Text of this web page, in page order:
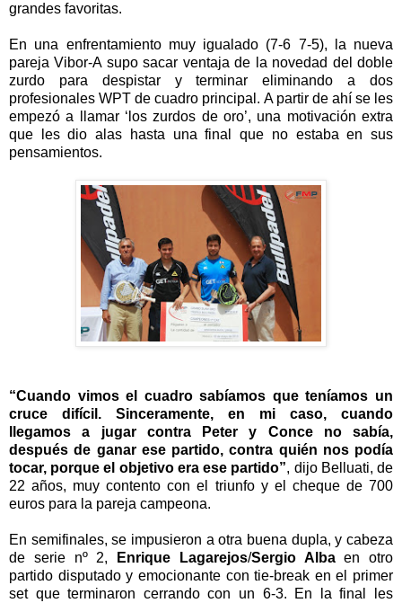
grandes favoritas.
En una enfrentamiento muy igualado (7-6 7-5), la nueva
pareja Vibor-A supo sacar ventaja de la novedad del doble
zurdo para despistar y terminar eliminando a dos
profesionales WPT de cuadro principal. A partir de ahí se les
empezó a llamar ‘ los zurdos de oro’, una motivación extra
que les dio alas hasta una final que no estaba en sus
pensamientos.
“Cuando vimos el cuadro sabíamos que teníamos un
cruce difícil. Sinceramente, en mi caso, cuando
llegamos a jugar contra Peter y Conce no sabía,
después de ganar ese partido, contra quién nos pod ía
tocar, porque el objetivo era ese partido”, dijo Belluati, de
22 años, muy contento con el triunfo y el cheque de 700
euros para la pareja campeona.
En semifinales, se impusieron a otra buena dupla, y cabeza
de serie nº 2, Enrique Lagarejos/Sergio Albaen otro
partido disputado y emocionante con tie-break en el primer
set que terminaron cerrando con un 6-3. En la final les